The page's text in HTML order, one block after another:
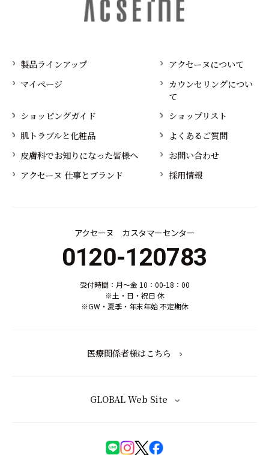
製品ラインアップ
アクセーヌについて
マイページ
カウンセリングについ
て
ショッピングガイド
ショップリスト
肌トラブルと化粧品
よくあるご質問
皮膚科でお知りになった皆様へ
お問い合わせ
アクセーヌ 仕事とブランド
採用情報
アクセーヌ カスタマーセンター
0120-120783
受付時間：月～金 10：00-18：00
※土・日・祝日 休
※GW・夏季・年末年始 不定期休
医療関係者様はこちら
GLOBAL Web Site